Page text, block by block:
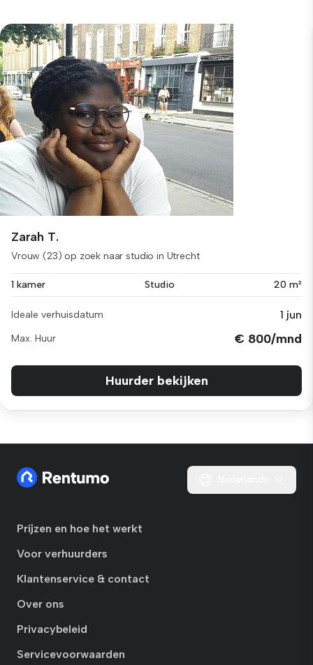
Zarah T.
Vrouw (23) op zoek naar studio in Utrecht
1 kamer Studio 20 m²
Ideale verhuisdatum 1 jun
Max. Huur € 800/mnd
Huurder bekijken
Prijzen en hoe het werkt
Voor verhuurders
Klantenservice & contact
Over ons
Privacybeleid
Servicevoorwaarden